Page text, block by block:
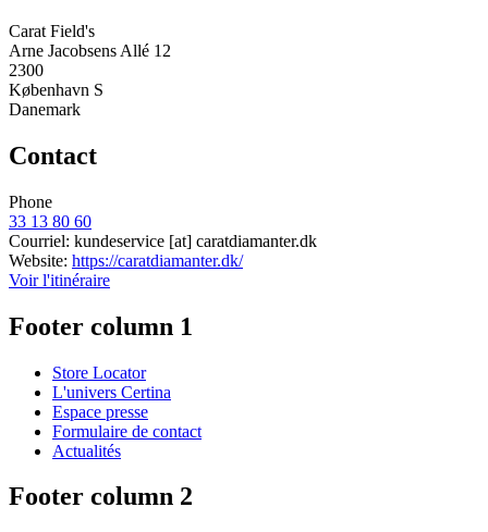
Carat Field's
Arne Jacobsens Allé 12
2300
København S
Danemark
Contact
Phone
33 13 80 60
Courriel: kundeservice [at] caratdiamanter.dk
Website: https://caratdiamanter.dk/
Voir l'itinéraire
Footer column 1
Store Locator
L'univers Certina
Espace presse
Formulaire de contact
Actualités
Footer column 2